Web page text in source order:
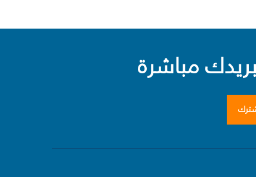
مباشرة